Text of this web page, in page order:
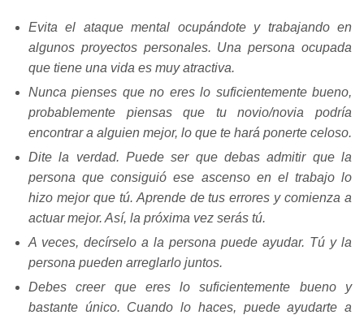
Evita el ataque mental ocupándote y trabajando en
algunos proyectos personales. Una persona ocupada
que tiene una vida es muy atractiva.
Nunca pienses que no eres lo suficientemente bueno,
probablemente piensas que tu novio/novia podría
encontrar a alguien mejor, lo que te hará ponerte celoso.
Dite la verdad. Puede ser que debas admitir que la
persona que consiguió ese ascenso en el trabajo lo
hizo mejor que tú. Aprende de tus errores y comienza a
actuar mejor. Así, la próxima vez serás tú.
A veces, decírselo a la persona puede ayudar. Tú y la
persona pueden arreglarlo juntos.
Debes creer que eres lo suficientemente bueno y
bastante único. Cuando lo haces, puede ayudarte a